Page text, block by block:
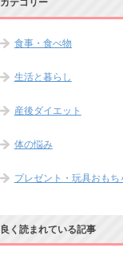
カテゴリー
食事・食べ物
生活と暮らし
産後ダイエット
体の悩み
プレゼント・玩具おもち
良く読まれている記事